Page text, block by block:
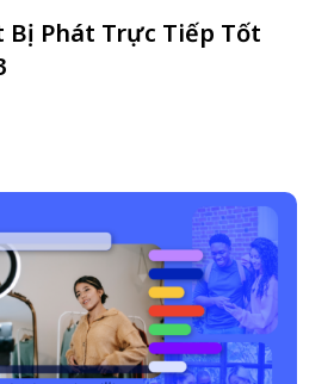
Bị Phát Trực Tiếp Tốt